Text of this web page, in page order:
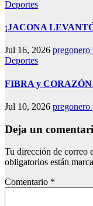
Deportes
¡JACONA
Jul 16, 2026 pregonero
Deportes
FIBRA y
Jul 10, 2026 pregonero
Deja un
Tu dirección de correo
obligatorios están
Comentario *